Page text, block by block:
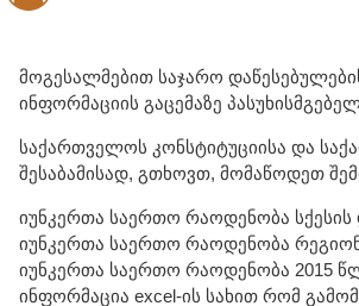
მოგესალმებით საჯარო
ინფორმაციის გაცემაზე
საქართველოს კონსტიტუციისა და
შესაბამისად, გთხოვთ, მომაწოდეთ
იუნკერთა საერთო რაოდენობა სქესის
იუნკერთა საერთო რაოდენობა
იუნკერთა საერთო რაოდენობა 2015
ინფორმაცია excel-ის სახით რომ